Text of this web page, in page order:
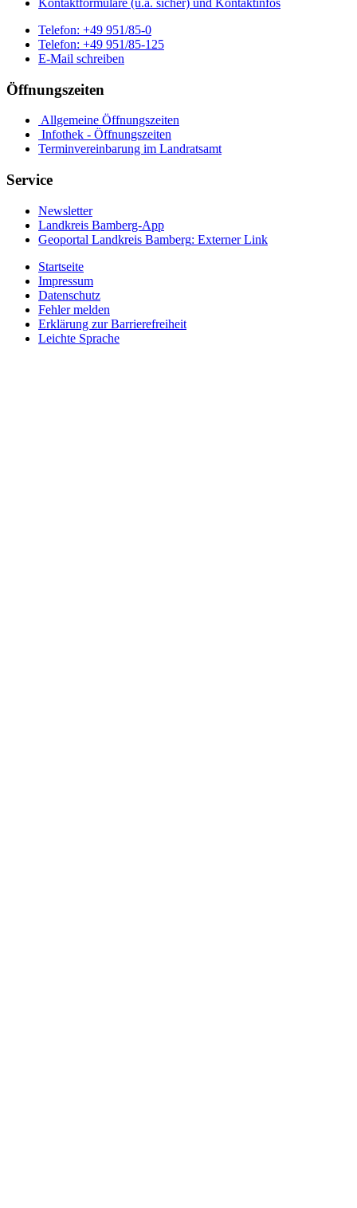
Kontaktformulare (u.a. sicher) und Kontaktinfos
Telefon: +49 951/85-0
Telefon: +49 951/85-125
E-Mail schreiben
Öffnungszeiten
Allgemeine Öffnungszeiten
Infothek - Öffnungszeiten
Terminvereinbarung im Landratsamt
Service
Newsletter
Landkreis Bamberg-App
Geoportal Landkreis Bamberg: Externer Link
Startseite
Impressum
Datenschutz
Fehler melden
Erklärung zur Barrierefreiheit
Leichte Sprache